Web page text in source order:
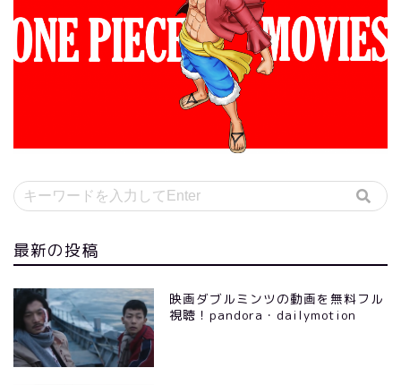
最新の投稿
映画ダブルミンツの動画を無料フル
視聴！pandora・dailymotion